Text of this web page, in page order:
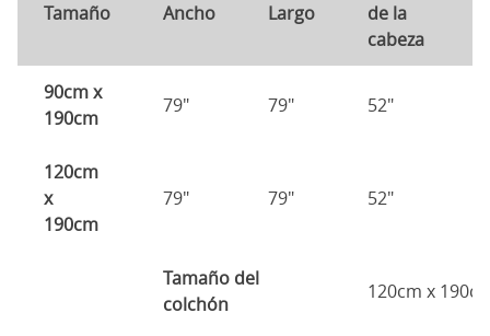
Tamaño Ancho Largo
de la
cabeza
90cm x
190cm
79" 79" 52"
120cm
x
190cm
79" 79" 52"
Tamaño del
colchón
120cm x